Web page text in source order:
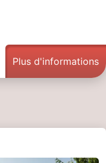
Plus d'informations